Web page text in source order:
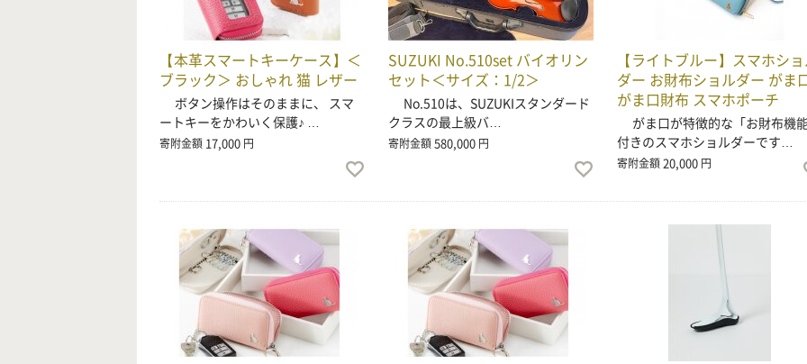
【本革スマートキーケース】＜
ブラック＞ おしゃれ 猫 レザー
ボタン操作はそのままに、 スマ
ートキーをかわいく保護♪ …
寄附金額 17,000 円
SUZUKI No.510set バイオリン
セット＜サイズ：1/2＞
No.510は、SUZUKIスタンダード
クラスの最上級バ…
寄附金額580,000 円
【ライトブルー】スマホシ
ダー お財布ショルダー がま
がま口財布 スマホポーチ
がま口が特徴的な「お財布機
付きのスマホショルダーです…
寄附金額20,000 円